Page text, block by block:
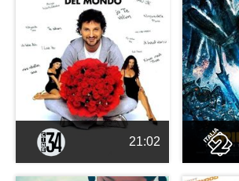
21:02